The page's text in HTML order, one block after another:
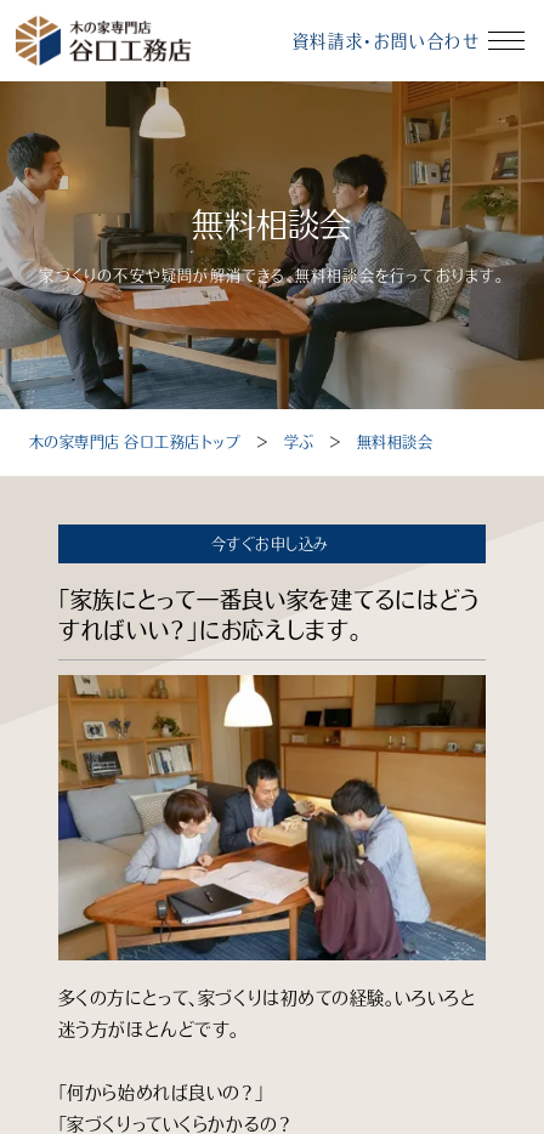
資料請求・お問い合わせ
資料請求・お問い合わせ
モデルハウス 無料相談会
受付時間：10～18時（定休日：毎週水曜、毎月第3火曜）
トップ
選ばれる理由
知る
見る
企業情報
よくあるご質問
個人情報保護方針サイトマップ
無料相談会
家づくりの不安や疑問が解消できる、無料相談会を行っております。
木の家専門店 谷口工務店トップ ＞ 学ぶ ＞ 無料相談会
今すぐお申し込み
「家族にとって一番良い家を建てるにはどう
すればいい？」にお応えします。
多くの方にとって、家づくりは初めての経験。いろいろと
迷う方がほとんどです。
「何から始めれば良いの？」
「家づくりっていくらかかるの？